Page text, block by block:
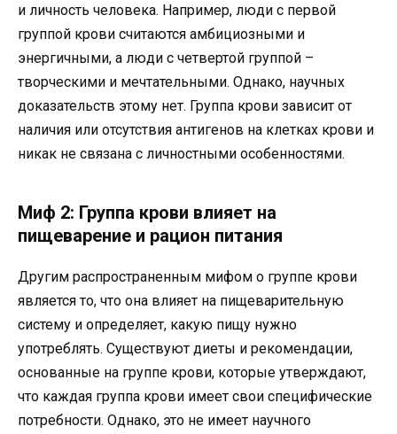
и личность человека. Например, люди с первой
группой крови считаются амбициозными и
энергичными, а люди с четвертой группой –
творческими и мечтательными. Однако, научных
доказательств этому нет. Группа крови зависит от
наличия или отсутствия антигенов на клетках крови и
никак не связана с личностными особенностями.
Миф 2: Группа крови влияет на
пищеварение и рацион питания
Другим распространенным мифом о группе крови
является то, что она влияет на пищеварительную
систему и определяет, какую пищу нужно
употреблять. Существуют диеты и рекомендации,
основанные на группе крови, которые утверждают,
что каждая группа крови имеет свои специфические
потребности. Однако, это не имеет научного